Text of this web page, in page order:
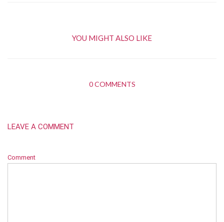
YOU MIGHT ALSO LIKE
0 COMMENTS
LEAVE A COMMENT
Comment